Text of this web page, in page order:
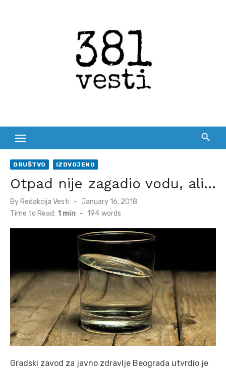
DRUŠTVO IZDVOJENO
Otpad nije zagadio vodu, ali…
By Redakcija Vesti
Posted
on
January 16, 2018
Time to Read: 1 min - 194 words
Gradski zavod za javno zdravlje Beograda utvrdio je